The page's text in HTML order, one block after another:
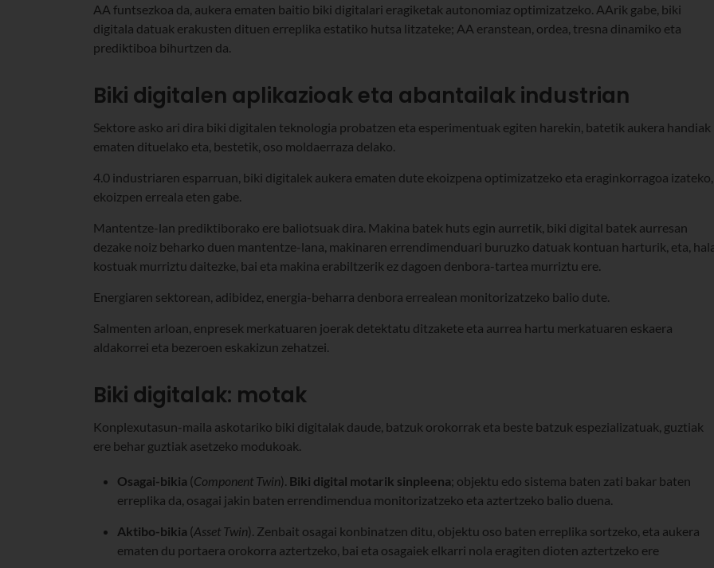
AA funtsezkoa da, aukera ematen baitio biki digitalari eragiketak autonomiaz optimizatzeko. AArik gabe, biki
digitala datuak erakusten dituen erreplika estatiko hutsa litzateke; AA eranstean, ordea, tresna dinamiko eta
prediktiboa bihurtzen da.
Biki digitalen aplikazioak eta abantailak industrian
Sektore asko ari dira biki digitalen teknologia probatzen eta esperimentuak egiten harekin, batetik aukera handiak
ematen dituelako eta, bestetik, oso moldaerraza delako.
4.0 industriaren esparruan, biki digitalek aukera ematen dute ekoizpena optimizatzeko eta eraginkorragoa izateko,
ekoizpen erreala eten gabe.
Mantentze-lan prediktiborako ere baliotsuak dira. Makina batek huts egin aurretik, biki digital batek aurresan
dezake noiz beharko duen mantentze-lana, makinaren errendimenduari buruzko datuak kontuan harturik, eta,
kostuak murriztu daitezke, bai eta makina erabiltzerik ez dagoen denbora-tartea murriztu ere.
Energiaren sektorean, adibidez, energia-beharra denbora errealean monitorizatzeko balio dute.
Salmenten arloan, enpresek merkatuaren joerak detektatu ditzakete eta aurrea hartu merkatuaren eskaera
aldakorrei eta bezeroen eskakizun zehatzei.
Biki digitalak: motak
Konplexutasun-maila askotariko biki digitalak daude, batzuk orokorrak eta beste batzuk espezializatuak, guztiak
ere behar guztiak asetzeko modukoak.
Osagai-bikia (Component Twin). Biki digital motarik sinpleena; objektu edo sistema baten zati bakar baten
erreplika da, osagai jakin baten errendimendua monitorizatzeko eta aztertzeko balio duena.
Aktibo-bikia (Asset Twin). Zenbait osagai konbinatzen ditu, objektu oso baten erreplika sortzeko, eta aukera
ematen du portaera orokorra aztertzeko, bai eta osagaiek elkarri nola eragiten dioten aztertzeko ere